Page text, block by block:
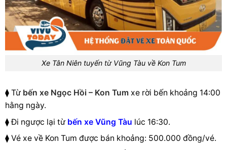
Xe Tân Niên tuyến từ Vũng Tàu về Kon Tum
⧫ Từ bến xe Ngọc Hồi – Kon Tum xe rời bến khoảng 14:00
hằng ngày.
⧫ Đi ngược lại từ bến xe Vũng Tàu lúc 16:30.
⧫ Vé xe về Kon Tum được bán khoảng: 500.000 đồng/vé.